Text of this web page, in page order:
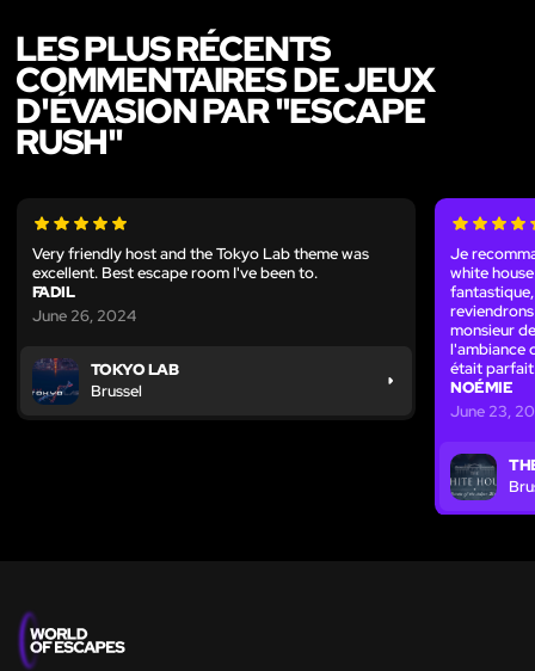
LES PLUS RÉCENTS
COMMENTAIRES DE JEUX
D'ÉVASION PAR "ESCAPE
RUSH"
Very friendly host and the Tokyo Lab theme was
excellent. Best escape room I've been to.
FADIL
June 26, 2024
TOKYO LAB
Brussel
Je
white
monsieur
l'ambiance
était
NOÉMIE
June 23,